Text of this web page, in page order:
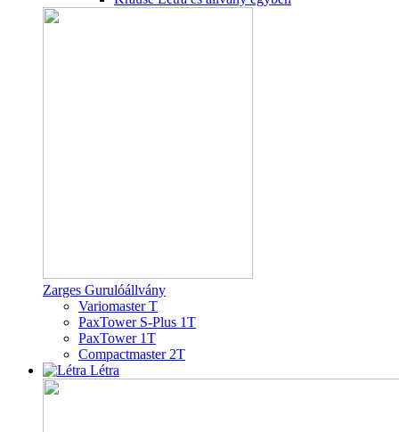
Zarges Gurulóállvány
Variomaster T
PaxTower S-Plus 1T
PaxTower 1T
Compactmaster 2T
Létra